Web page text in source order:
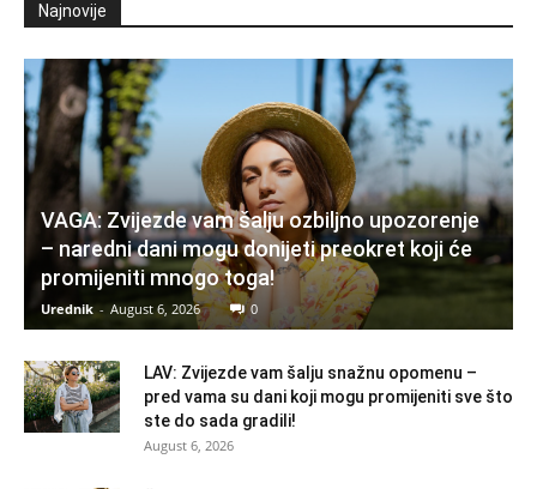
Najnovije
VAGA: Zvijezde vam šalju ozbiljno upozorenje
– naredni dani mogu donijeti preokret koji će
promijeniti mnogo toga!
Urednik - August 6, 2026 0
LAV: Zvijezde vam šalju snažnu opomenu –
pred vama su dani koji mogu promijeniti sve što
ste do sada gradili!
August 6, 2026